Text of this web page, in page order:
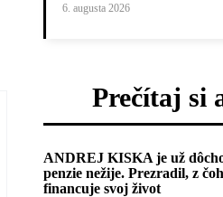
6. augusta 2026
Prečítaj si
ANDREJ KISKA je už
penzie nežije. Prezradil, z
financuje svoj život